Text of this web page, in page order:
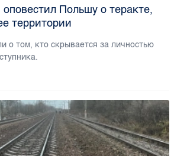
Польшу о теракте,
территории
о том, кто скрывается за личностью